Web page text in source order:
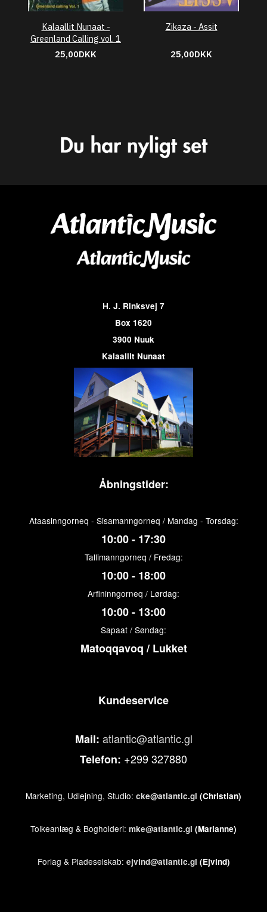
Kalaallit Nunaat -
Greenland Calling vol. 1
25,00DKK
Zikaza - Assit
25,00DKK
H. J. Rinksvej 7
Box 1620
3900 Nuuk
Kalaallit Nunaat
Åbningstider:
Ataasinngorneq - Sisamanngorneq / Mandag - Torsdag:
10:00 - 17:30
Tallimanngorneq / Fredag:
10:00 - 18:00
Arfininngorneq / Lørdag:
10:00 - 13:00
Sapaat / Søndag:
Matoqqavoq / Lukket
Kundeservice
Mail: atlantic@atlantic.gl
Telefon: +299 327880
Marketing, Udlejning, Studio: cke@atlantic.gl (Christian)
Tolkeanlæg & Bogholderi: mke@atlantic.gl (Marianne)
Forlag & Pladeselskab: ejvind@atlantic.gl (Ejvind)